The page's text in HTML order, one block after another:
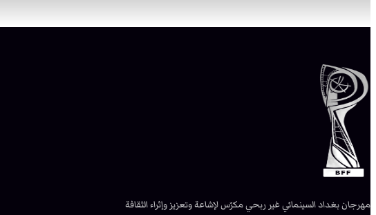
مهرجان بغداد السينمائي غير ربحي مكرّس لإشاعة وتعزيز وإثراء الثقافة